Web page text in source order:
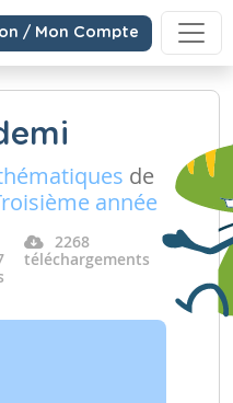
/ Mon Compte
de
année
2268
téléchargements